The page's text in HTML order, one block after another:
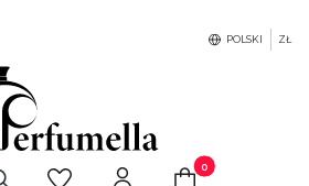
POLSKI ZŁ
Otwórz wyszukiwarkę Produkty w